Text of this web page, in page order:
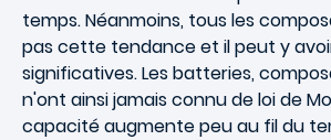
temps. Néanmoins, tous les
pas cette tendance et il peut y
significatives. Les batteries,
n'ont ainsi jamais connu de loi de
capacité augmente peu au fil du